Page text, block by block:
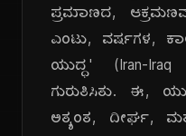
ಪ್ರಮಾಣದ,
ಎಂಟು, ವರ್ಷಗಳ,
ಯುದ್ಧ' (Iran-
ಗುರುತಿಸಿತು. ಈ,
ಅತ್ಯಂತ, ದೀರ್ಘ,